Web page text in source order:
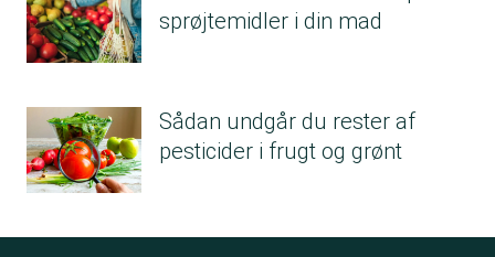
sprøjtemidler i din mad
Sådan undgår du rester af
pesticider i frugt og grønt